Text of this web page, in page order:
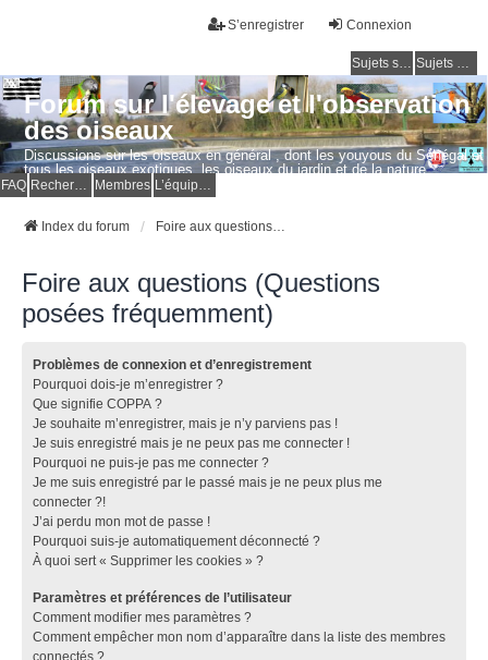
Connexion
S’enregistrer
Sujets sans réponse Sujets actifs
Forum sur l'élevage et l'observation
des oiseaux
Discussions sur les oiseaux en général , dont les youyous du Sénégal et
tous les oiseaux exotiques, les oiseaux du jardin et de la nature.
Questions, photos, expériences.
FAQ Membres
Index du forum
Foire aux questions (Questions
posées fréquemment)
Problèmes de connexion et d’enregistrement
Pourquoi dois-je m’enregistrer ?
Que signifie COPPA ?
Je souhaite m’enregistrer, mais je n’y parviens pas !
Je suis enregistré mais je ne peux pas me connecter !
Pourquoi ne puis-je pas me connecter ?
Je me suis enregistré par le passé mais je ne peux plus me
connecter ?!
J’ai perdu mon mot de passe !
Pourquoi suis-je automatiquement déconnecté ?
À quoi sert « Supprimer les cookies » ?
Paramètres et préférences de l’utilisateur
Comment modifier mes paramètres ?
Comment empêcher mon nom d’apparaître dans la liste des membres
connectés ?